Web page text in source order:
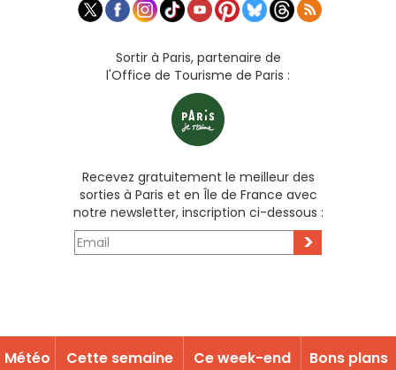
Sortir à Paris, partenaire de
l'Office de Tourisme de Paris :
Recevez gratuitement le meilleur des
sorties à Paris et en Île de France avec
notre newsletter, inscription ci-dessous :
>
Météo Cette semaine Ce week-end Bons plans